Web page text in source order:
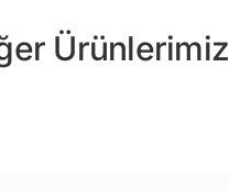
Ürünlerimiz